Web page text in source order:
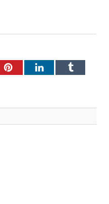
PinterestLinkedInTumblr